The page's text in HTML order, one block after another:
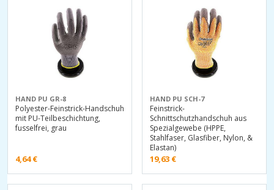
HAND PU GR-8
Polyester-Feinstrick-Handschuh
mit PU-Teilbeschichtung,
fusselfrei, grau
4,64€
HAND PU SCH-7
Feinstrick-
Schnittschutzhandschuh aus
Spezialgewebe (HPPE,
Stahlfaser, Glasfiber, Nylon, &
Elastan)
19,63 €